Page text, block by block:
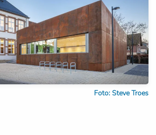
Foto: Steve Troes